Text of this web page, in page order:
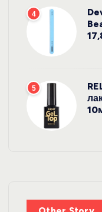
4
5